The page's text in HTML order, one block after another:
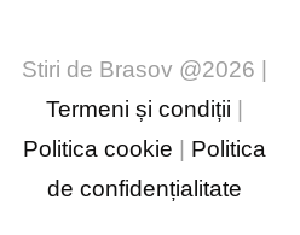
Stiri de Brasov @2026 |
Termeni și condiții |
Politica cookie | Politica
de confidențialitate